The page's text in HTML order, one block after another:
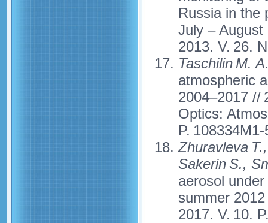
Russia in the
July –
2013. V. 26.
Taschilin M.
atmospheric
2004–2017 //
Optics:
P.
Zhuravleva
Sakerin S.,
aerosol
summer
2017. V. 10.